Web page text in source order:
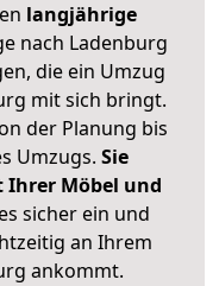
langjährige
nach Ladenburg
die ein Umzug
mit sich bringt.
der Planung bis
Umzugs. Sie
Ihrer Möbel und
sicher ein und
an Ihrem
ankommt.